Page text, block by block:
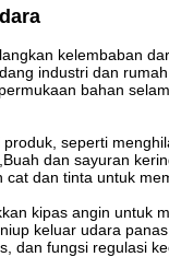
kelembaban
industri dan
bahan
seperti
dan sayuran
dan tinta untuk
kipas angin untuk
keluar udara
dan fungsi regulasi